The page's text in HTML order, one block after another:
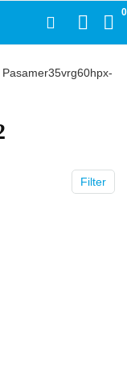
0
‎Pasamer35vrg60hpx-
Filter